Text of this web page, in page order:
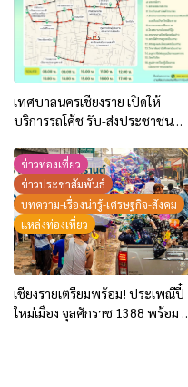
เทศบาลนครเชียงราย เปิดให้
บริการรถโค้ช รับ-ส่งประชาชน
น้ำมันปรับราคาสูงขึ้น
ข่าวท่องเที่ยว
ข่าวประชาสัมพันธ์
บทความ-เรื่องน่ารู้-เศรษฐกิจ-สังคม
แหล่งท่องเที่ยว
เชียงรายเตรียมพร้อม! ประเพณีปี๋
ใหม่เมือง จุลศักราช 1388 พร้อม 3